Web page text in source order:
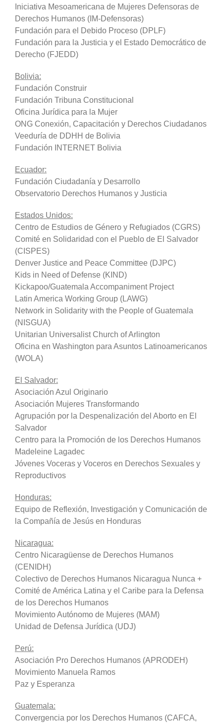
Iniciativa Mesoamericana de Mujeres Defensoras de
Derechos Humanos (IM-Defensoras)
Fundación para el Debido Proceso (DPLF)
Fundación para la Justicia y el Estado Democrático de
Derecho (FJEDD)
Bolivia:
Fundación Construir
Fundación Tribuna Constitucional
Oficina Jurídica para la Mujer
ONG Conexión, Capacitación y Derechos Ciudadanos
Veeduría de DDHH de Bolivia
Fundación INTERNET Bolivia
Ecuador:
Fundación Ciudadanía y Desarrollo
Observatorio Derechos Humanos y Justicia
Estados Unidos:
Centro de Estudios de Género y Refugiados (CGRS)
Comité en Solidaridad con el Pueblo de El Salvador
(CISPES)
Denver Justice and Peace Committee (DJPC)
Kids in Need of Defense (KIND)
Kickapoo/Guatemala Accompaniment Project
Latin America Working Group (LAWG)
Network in Solidarity with the People of Guatemala
(NISGUA)
Unitarian Universalist Church of Arlington
Oficina en Washington para Asuntos Latinoamericanos
(WOLA)
El Salvador:
Asociación Azul Originario
Asociación Mujeres Transformando
Agrupación por la Despenalización del Aborto en El
Salvador
Centro para la Promoción de los Derechos Humanos
Madeleine Lagadec
Jóvenes Voceras y Voceros en Derechos Sexuales y
Reproductivos
Honduras:
Equipo de Reflexión, Investigación y Comunicación de
la Compañía de Jesús en Honduras
Nicaragua:
Centro Nicaragüense de Derechos Humanos
(CENIDH)
Colectivo de Derechos Humanos Nicaragua Nunca +
Comité de América Latina y el Caribe para la Defensa
de los Derechos Humanos
Movimiento Autónomo de Mujeres (MAM)
Unidad de Defensa Jurídica (UDJ)
Perú:
Asociación Pro Derechos Humanos (APRODEH)
Movimiento Manuela Ramos
Paz y Esperanza
Guatemala:
Convergencia por los Derechos Humanos (CAFCA,